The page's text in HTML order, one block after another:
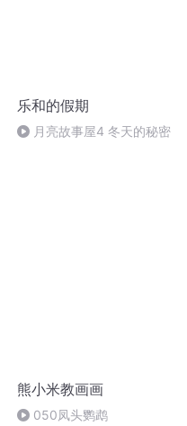
乐和的假期
月亮故事屋4 冬天的秘密
熊小米教画画
050凤头鹦鹉